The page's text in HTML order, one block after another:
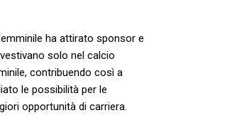
ha‌ attirato sponsor e
solo nel calcio
contribuendo così a
le possibilità per le
opportunità di carriera.